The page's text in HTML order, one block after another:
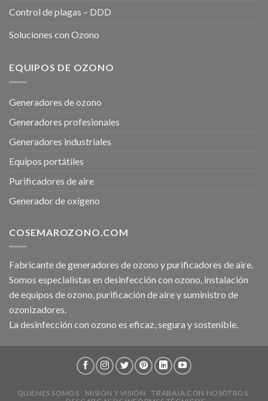
Control de plagas – DDD
Soluciones con Ozono
EQUIPOS DE OZONO
Generadores de ozono
Generadores profesionales
Generadores industriales
Equipos portátiles
Purificadores de aire
Generador de oxígeno
COSEMAROZONO.COM
Fabricante de generadores de ozono y purificadores de aire.
Somos especialistas en desinfección con ozono, instalación
de equipos de ozono, purificación de aire y suministro de
ozonizadores.
La desinfección con ozono es eficaz, segura y sostenible.
QUIENES SOMOS MISIÓN Y VISIÓN
TRABAJA CON NOSOTROS